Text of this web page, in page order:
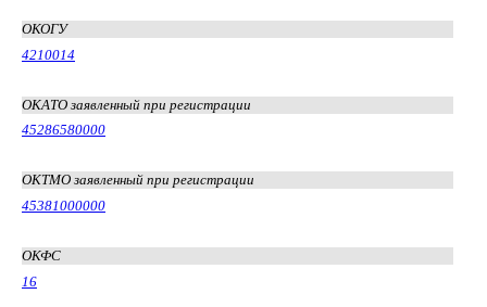
ОКОГУ
4210014
ОКАТО заявленный при регистрации
45286580000
ОКТМО заявленный при регистрации
45381000000
ОКФС
16